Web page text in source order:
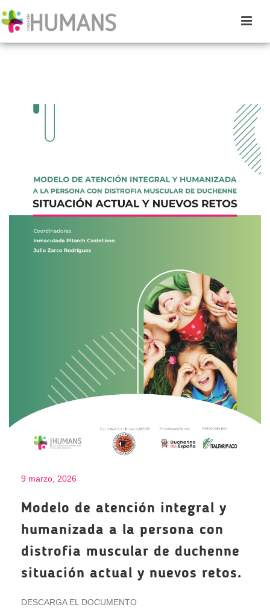
9 marzo, 2026
Modelo de atención integral y
humanizada a la persona con
distrofia muscular de duchenne
situación actual y nuevos retos.
DESCARGA EL DOCUMENTO